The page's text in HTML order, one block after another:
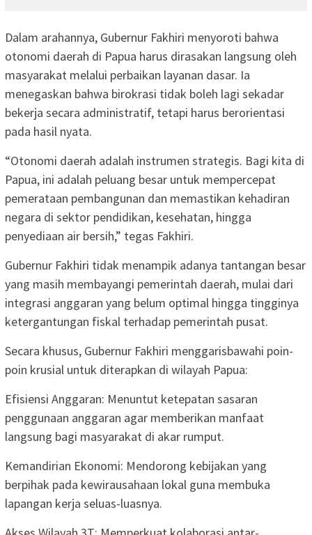
Dalam arahannya, Gubernur Fakhiri menyoroti bahwa
otonomi daerah di Papua harus dirasakan langsung oleh
masyarakat melalui perbaikan layanan dasar. Ia
menegaskan bahwa birokrasi tidak boleh lagi sekadar
bekerja secara administratif, tetapi harus berorientasi
pada hasil nyata.
“Otonomi daerah adalah instrumen strategis. Bagi kita di
Papua, ini adalah peluang besar untuk mempercepat
pemerataan pembangunan dan memastikan kehadiran
negara di sektor pendidikan, kesehatan, hingga
penyediaan air bersih,” tegas Fakhiri.
Gubernur Fakhiri tidak menampik adanya tantangan besar
yang masih membayangi pemerintah daerah, mulai dari
integrasi anggaran yang belum optimal hingga tingginya
ketergantungan fiskal terhadap pemerintah pusat.
Secara khusus, Gubernur Fakhiri menggarisbawahi poin-
poin krusial untuk diterapkan di wilayah Papua:
Efisiensi Anggaran: Menuntut ketepatan sasaran
penggunaan anggaran agar memberikan manfaat
langsung bagi masyarakat di akar rumput.
Kemandirian Ekonomi: Mendorong kebijakan yang
berpihak pada kewirausahaan lokal guna membuka
lapangan kerja seluas-luasnya.